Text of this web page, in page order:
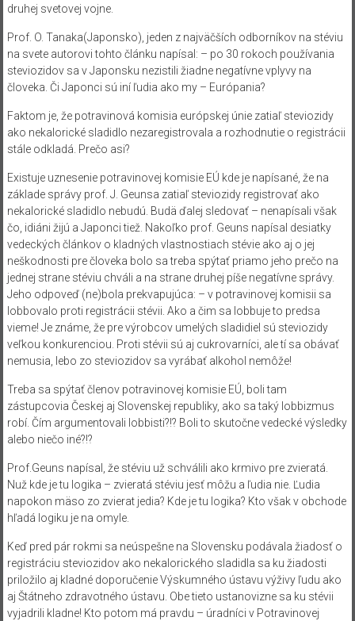
druhej svetovej vojne.
Prof. O. Tanaka(Japonsko), jeden z najväčších odborníkov na stéviu
na svete autorovi tohto článku napísal: – po 30 rokoch používania
steviozidov sa v Japonsku nezistili žiadne negatívne vplyvy na
človeka. Či Japonci sú iní ľudia ako my – Európania?
Faktom je, že potravinová komisia európskej únie zatiaľ steviozidy
ako nekalorické sladidlo nezaregistrovala a rozhodnutie o registrácii
stále odkladá. Prečo asi?
Existuje uznesenie potravinovej komisie EÚ kde je napísané, že na
základe správy prof. J. Geunsa zatiaľ steviozidy registrovať ako
nekalorické sladidlo nebudú. Budä ďalej sledovať – nenapísali však
čo, idiáni žijú a Japonci tiež. Nakoľko prof. Geuns napísal desiatky
vedeckých článkov o kladných vlastnostiach stévie ako aj o jej
neškodnosti pre človeka bolo sa treba spýtať priamo jeho prečo na
jednej strane stéviu chváli a na strane druhej píše negatívne správy.
Jeho odpoveď (ne)bola prekvapujúca: – v potravinovej komisii sa
lobbovalo proti registrácii stévii. Ako a čim sa lobbuje to predsa
vieme! Je známe, že pre výrobcov umelých sladidiel sú steviozidy
veľkou konkurenciou. Proti stévii sú aj cukrovarníci, ale tí sa obávať
nemusia, lebo zo steviozidov sa vyrábať alkohol nemôže!
Treba sa spýtať členov potravinovej komisie EÚ, boli tam
zástupcovia Českej aj Slovenskej republiky, ako sa taký lobbizmus
robí. Čím argumentovali lobbisti?!? Boli to skutočne vedecké výsledky
alebo niečo iné?!?
Prof.Geuns napísal, že stéviu už schválili ako krmivo pre zvieratá.
Nuž kde je tu logika – zvieratá stéviu jesť môžu a ľudia nie. Ľudia
napokon mäso zo zvierat jedia? Kde je tu logika? Kto však v obchode
hľadá logiku je na omyle.
Keď pred pár rokmi sa neúspešne na Slovensku podávala žiadosť o
registráciu steviozidov ako nekalorického sladidla sa ku žiadosti
priložilo aj kladné doporučenie Výskumného ústavu výživy ľudu ako
aj Štátneho zdravotného ústavu. Obe tieto ustanovizne sa ku stévii
vyjadrili kladne! Kto potom má pravdu – úradníci v Potravinovej